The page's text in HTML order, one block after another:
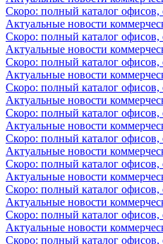
Скоро: полный каталог
Актуальные новости
Скоро: полный каталог
Актуальные новости
Скоро: полный каталог
Актуальные новости
Скоро: полный каталог
Актуальные новости
Скоро: полный каталог
Актуальные новости
Скоро: полный каталог
Актуальные новости
Скоро: полный каталог
Актуальные новости
Скоро: полный каталог
Актуальные новости
Скоро: полный каталог
Актуальные новости
Скоро: полный каталог